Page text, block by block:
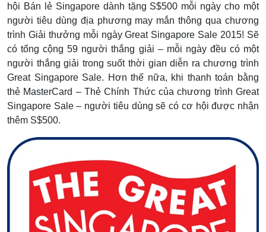
hội Bán lẻ Singapore dành tặng S$500 mỗi ngày cho một
người tiêu dùng địa phương may mắn thông qua chương
trình Giải thưởng mỗi ngày Great Singapore Sale 2015! Sẽ
có tổng cộng 59 người thắng giải – mỗi ngày đều có một
người thắng giải trong suốt thời gian diễn ra chương trình
Great Singapore Sale. Hơn thế nữa, khi thanh toán bằng
thẻ MasterCard – Thẻ Chính Thức của chương trình Great
Singapore Sale – người tiêu dùng sẽ có cơ hội được nhận
thêm S$500.